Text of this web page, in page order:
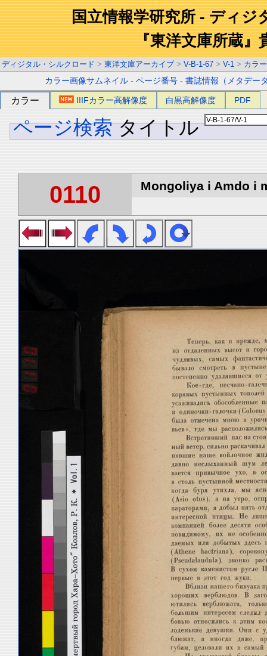
国立情報学研究所 - ディジ
『東洋文庫所蔵』
ディジタル・シルクロード > 東洋文庫アーカイブ > V-B-1-67 > V-1 > カラ
カラー画像サムネイル -ページ番号 -書誌情報（メタデー
カラー IIIFカラー高解像度 白黒高解像度 PDF
ページ検索 タイトル
0110 Mongoliya i Amdo i